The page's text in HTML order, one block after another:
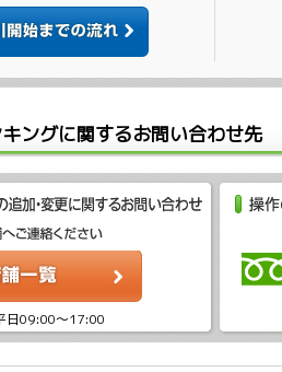
ングに関するお問い合わせ先
日09:00〜17:00